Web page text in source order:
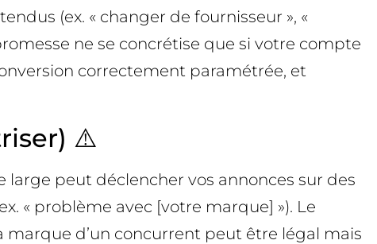
(ex. « changer de fournisseur », «
ne se concrétise que si votre compte
correctement paramétrée, et
⚠️
large peut déclencher vos annonces sur des
« problème avec [votre marque] »). Le
marque d’un concurrent peut être légal mais